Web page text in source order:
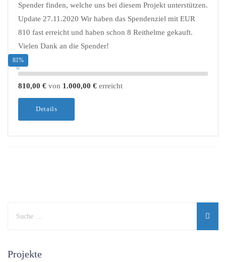
Spender finden, welche uns bei diesem Projekt unterstützen.
Update 27.11.2020 Wir haben das Spendenziel mit EUR
810 fast erreicht und haben schon 8 Reithelme gekauft.
Vielen Dank an die Spender!
81%
810,00 € von 1.000,00 € erreicht
Details
Projekte